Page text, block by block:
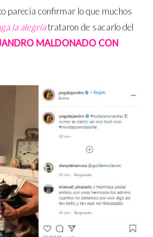
parecía confirmar lo que muchos
la alegríatrataron de sacarlo del
MALDONADO CON